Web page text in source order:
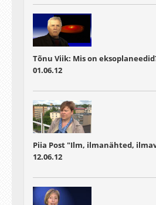
Tõnu Viik: Mis on
01.06.12
Piia Post "Ilm, ilmanähted,
12.06.12